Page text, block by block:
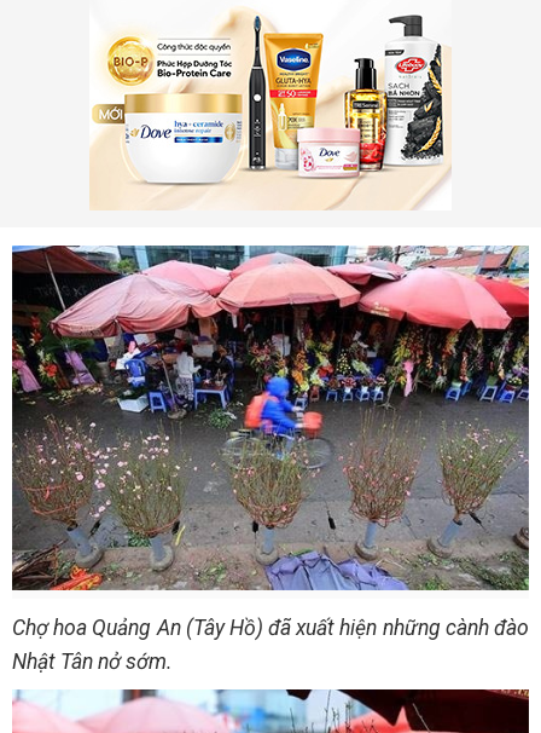
Chợ hoa Quảng An (Tây Hồ) đã xuất hiện những cành đào
Nhật Tân nở sớm.